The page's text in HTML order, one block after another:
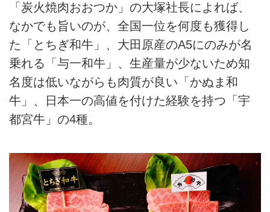
「炭火焼肉おおつか」の大塚社長によれば、
なかでも旨いのが、全国一位を何度も獲得し
た「とちぎ和牛」、大田原産のA5にのみが名
乗れる「与一和牛」、生産量が少ないため知
名度は低いながらも肉質が良い「かぬま和
牛」、日本一の高値を付けた経験を持つ「宇
都宮牛」の4種。